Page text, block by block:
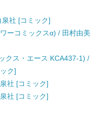
社 [コミック]
ーコミックスα) / 田村由美
クス・エース KCA437-1) /
ク]
社 [コミック]
社 [コミック]